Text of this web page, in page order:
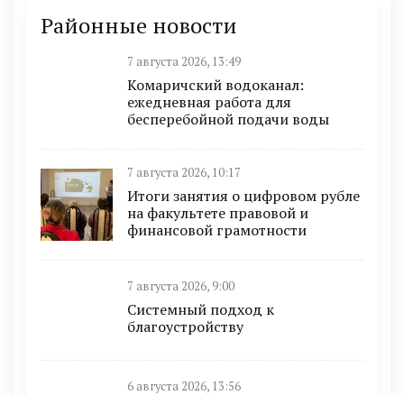
Районные новости
7 августа 2026, 13:49
Комаричский водоканал:
ежедневная работа для
бесперебойной подачи воды
7 августа 2026, 10:17
Итоги занятия о цифровом рубле
на факультете правовой и
финансовой грамотности
7 августа 2026, 9:00
Системный подход к
благоустройству
6 августа 2026, 13:56